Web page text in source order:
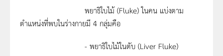
พยาธิใบไม้ (Fluke) ในคน แบ่งตาม
ตำแหน่งที่พบในร่างกายมี 4 กลุ่มคือ
- พยาธิใบไม้ในตับ (Liver Fluke)